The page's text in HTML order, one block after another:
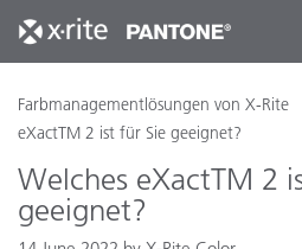
Farbmanagementlösungen von X-Rite
eXactTM 2 ist für Sie geeignet?
Welches eXactTM 2
geeignet?